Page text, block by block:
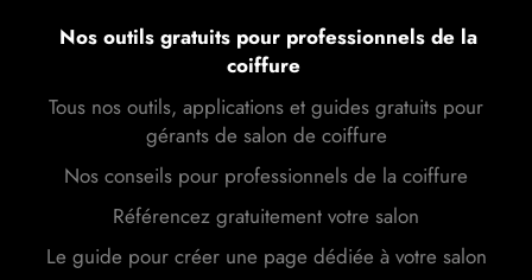
Nos outils gratuits pour professionnels de la
coiffure
Tous nos outils, applications et guides gratuits pour
gérants de salon de coiffure
Nos conseils pour professionnels de la coiffure
Référencez gratuitement votre salon
Le guide pour créer une page dédiée à votre salon